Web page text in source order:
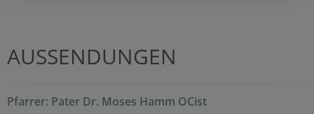
AUSSENDUNGEN
Pfarrer: Pater Dr. Moses Hamm OCist